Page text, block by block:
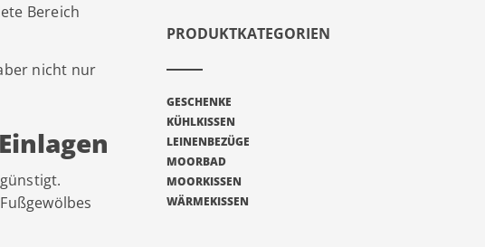
Bereich
nicht nur
PRODUKTKATEGORIEN
GESCHENKE
KÜHLKISSEN
LEINENBEZÜGE
MOORBAD
MOORKISSEN
WÄRMEKISSEN